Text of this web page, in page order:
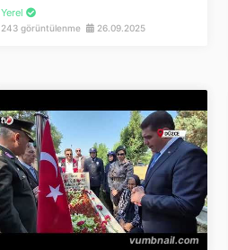
Yerel
243 görüntülenme 26.09.2025